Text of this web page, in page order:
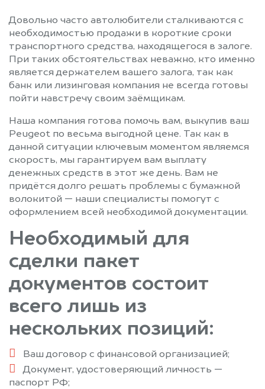
Довольно часто автолюбители сталкиваются с
необходимостью продажи в короткие сроки
транспортного средства, находящегося в залоге.
При таких обстоятельствах неважно, кто именно
является держателем вашего залога, так как
банк или лизинговая компания не всегда готовы
пойти навстречу своим заёмщикам.
Наша компания готова помочь вам, выкупив ваш
Peugeot по весьма выгодной цене. Так как в
данной ситуации ключевым моментом являемся
скорость, мы гарантируем вам выплату
денежных средств в этот же день. Вам не
придётся долго решать проблемы с бумажной
волокитой — наши специалисты помогут с
оформлением всей необходимой документации.
Необходимый для
сделки пакет
документов состоит
всего лишь из
нескольких позиций:
Ваш договор с финансовой организацией;
Документ, удостоверяющий личность —
паспорт РФ;